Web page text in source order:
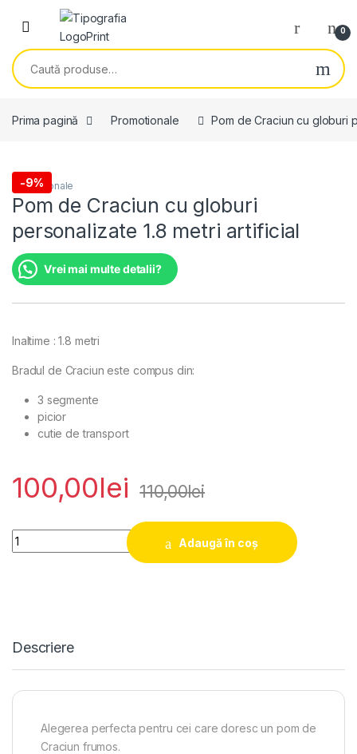
Skip to navigation
Skip to content
0
Caută după:
Prima pagină Promotionale Pom de Craciun cu globuri
-9%
Promotionale
Pom de Craciun cu globuri
personalizate 1.8 metri artificial
Vrei mai multe detalii?
Inaltime : 1.8 metri
Bradul de Craciun este compus din:
3 segmente
picior
cutie de transport
100,00lei 110,00lei
Pom de Craciun cu globuri personalizate 1.8 metri artificial
Adaugă în coș
Descriere
Alegerea perfecta pentru cei care doresc un pom de
Craciun frumos.